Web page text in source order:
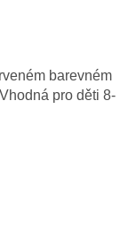
barevném
pro děti 8-